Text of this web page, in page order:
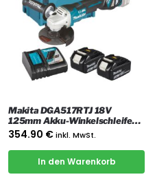
Makita DGA517RTJ 18V
125mm Akku-Winkelschleifer
LXT mit 2x 5 Ah Akkus,
Ladegerät und Koffer
354.90 €inkl. MwSt.
In den Warenkorb